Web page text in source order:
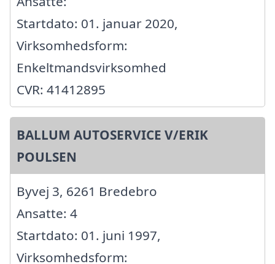
Startdato: 01. januar 2020,
Virksomhedsform:
Enkeltmandsvirksomhed
CVR: 41412895
BALLUM AUTOSERVICE V/ERIK
POULSEN
Byvej 3, 6261 Bredebro
Ansatte: 4
Startdato: 01. juni 1997,
Virksomhedsform: